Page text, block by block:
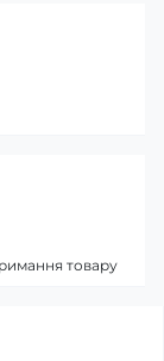
товару